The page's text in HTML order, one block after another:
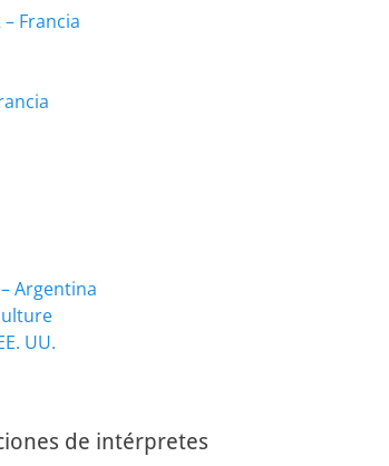
– Francia
– Argentina
UU.
de intérpretes